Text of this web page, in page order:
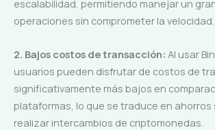
escalabilidad, permitiendo manejar un
operaciones sin comprometer la velocidad.
2. Bajos costos de transacción: Al usar
usuarios pueden disfrutar de costos de
significativamente más bajos en
plataformas, lo que se traduce en ahorros
realizar intercambios de criptomonedas.